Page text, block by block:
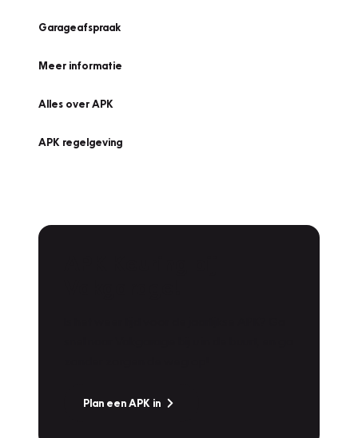
Garageafspraak
Meer informatie
Alles over APK
APK regelgeving
Plan een APK in